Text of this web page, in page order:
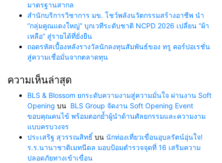
มาตรฐานสากล
สำนักบริการวิชาการ มข. โชว์พลังนวัตกรรมสร้างอาชีพ นำ
“กลุ่มคูณแดงใหญ่” บุกเวทีระดับชาติ NCPD 2026 เปลี่ยน “ผ้า
เหลือ” สู่รายได้ที่ยั่งยืน
ถอดรหัสเบื้องหลังรางวัลนักลงทุนสัมพันธ์ของ ทรู คอร์ปอเรชั่น
สู่ความเชื่อมั่นจากตลาดทุน
ความเห็นล่าสุด
BLS & Blossom ยกระดับความงามสู่ความมั่นใจ ผ่านงาน Soft
Opening บน BLS Group จัดงาน Soft Opening Event
ขอบคุณคนไข้ พร้อมตอกย้ำผู้นำด้านศัลยกรรมและความงาม
แบบครบวงจร
ประเสริฐ สุวรรณสิทธิ์ บน นักท่องเที่ยวเขื่อนอุบลรัตน์อุ่นใจ!
ร.ร.นานาชาติเมทนีดล มอบป้อมตำรวจจุดที่ 16 เสริมความ
ปลอดภัยทางเข้าเขื่อน